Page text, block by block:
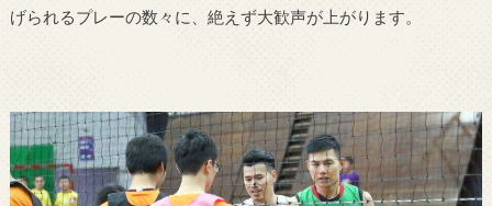
げられるプレーの数々に、絶えず大歓声が上がります。